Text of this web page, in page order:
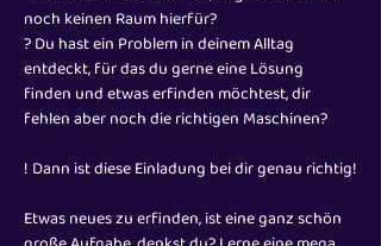
noch keinen Raum hierfür?
? Du hast ein Problem in deinem Alltag
entdeckt, für das du gerne eine Lösung
finden und etwas erfinden möchtest, dir
fehlen aber noch die richtigen Maschinen?
! Dann ist diese Einladung bei dir genau richtig!
Etwas neues zu erfinden, ist eine ganz schön